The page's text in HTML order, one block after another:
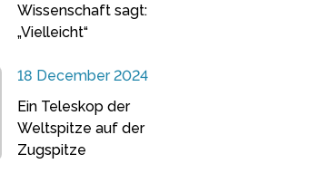
Wissenschaft sagt:
„Vielleicht“
18 December 2024
Ein Teleskop der
Weltspitze auf der
Zugspitze